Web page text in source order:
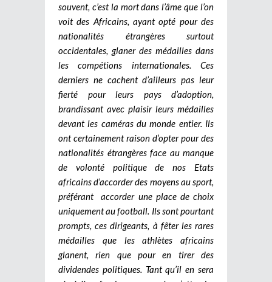
souvent, c’est la mort dans l’âme que l’on
voit des Africains, ayant opté pour des
nationalités étrangères surtout
occidentales, glaner des médailles dans
les compétions internationales. Ces
derniers ne cachent d’ailleurs pas leur
fierté pour leurs pays d’adoption,
brandissant avec plaisir leurs médailles
devant les caméras du monde entier. Ils
ont certainement raison d’opter pour des
nationalités étrangères face au manque
de volonté politique de nos Etats
africains d’accorder des moyens au sport,
préférant accorder une place de choix
uniquement au football. Ils sont pourtant
prompts, ces dirigeants, à fêter les rares
médailles que les athlètes africains
glanent, rien que pour en tirer des
dividendes politiques. Tant qu’il en sera